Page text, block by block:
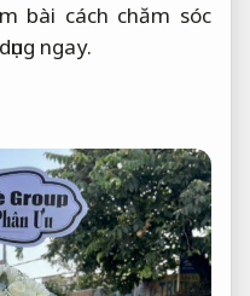
bài cách chăm sóc
ngay.